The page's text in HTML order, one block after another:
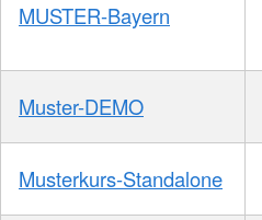
MUSTER-Bayern
Muster-DEMO
Musterkurs-Standalone